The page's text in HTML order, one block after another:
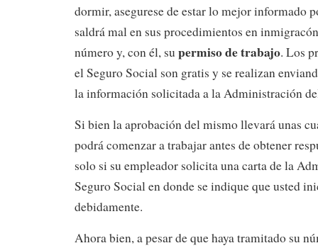
dormir, asegurese de estar lo mejor informado
saldrá mal en sus procedimientos en
número y, con él, su permiso de trabajo. Los
el Seguro Social son gratis y se realizan
la información solicitada a la Administración
Si bien la aprobación del mismo llevará unas
podrá comenzar a trabajar antes de obtener
solo si su empleador solicita una carta de la
Seguro Social en donde se indique que usted
debidamente.
Ahora bien, a pesar de que haya tramitado su